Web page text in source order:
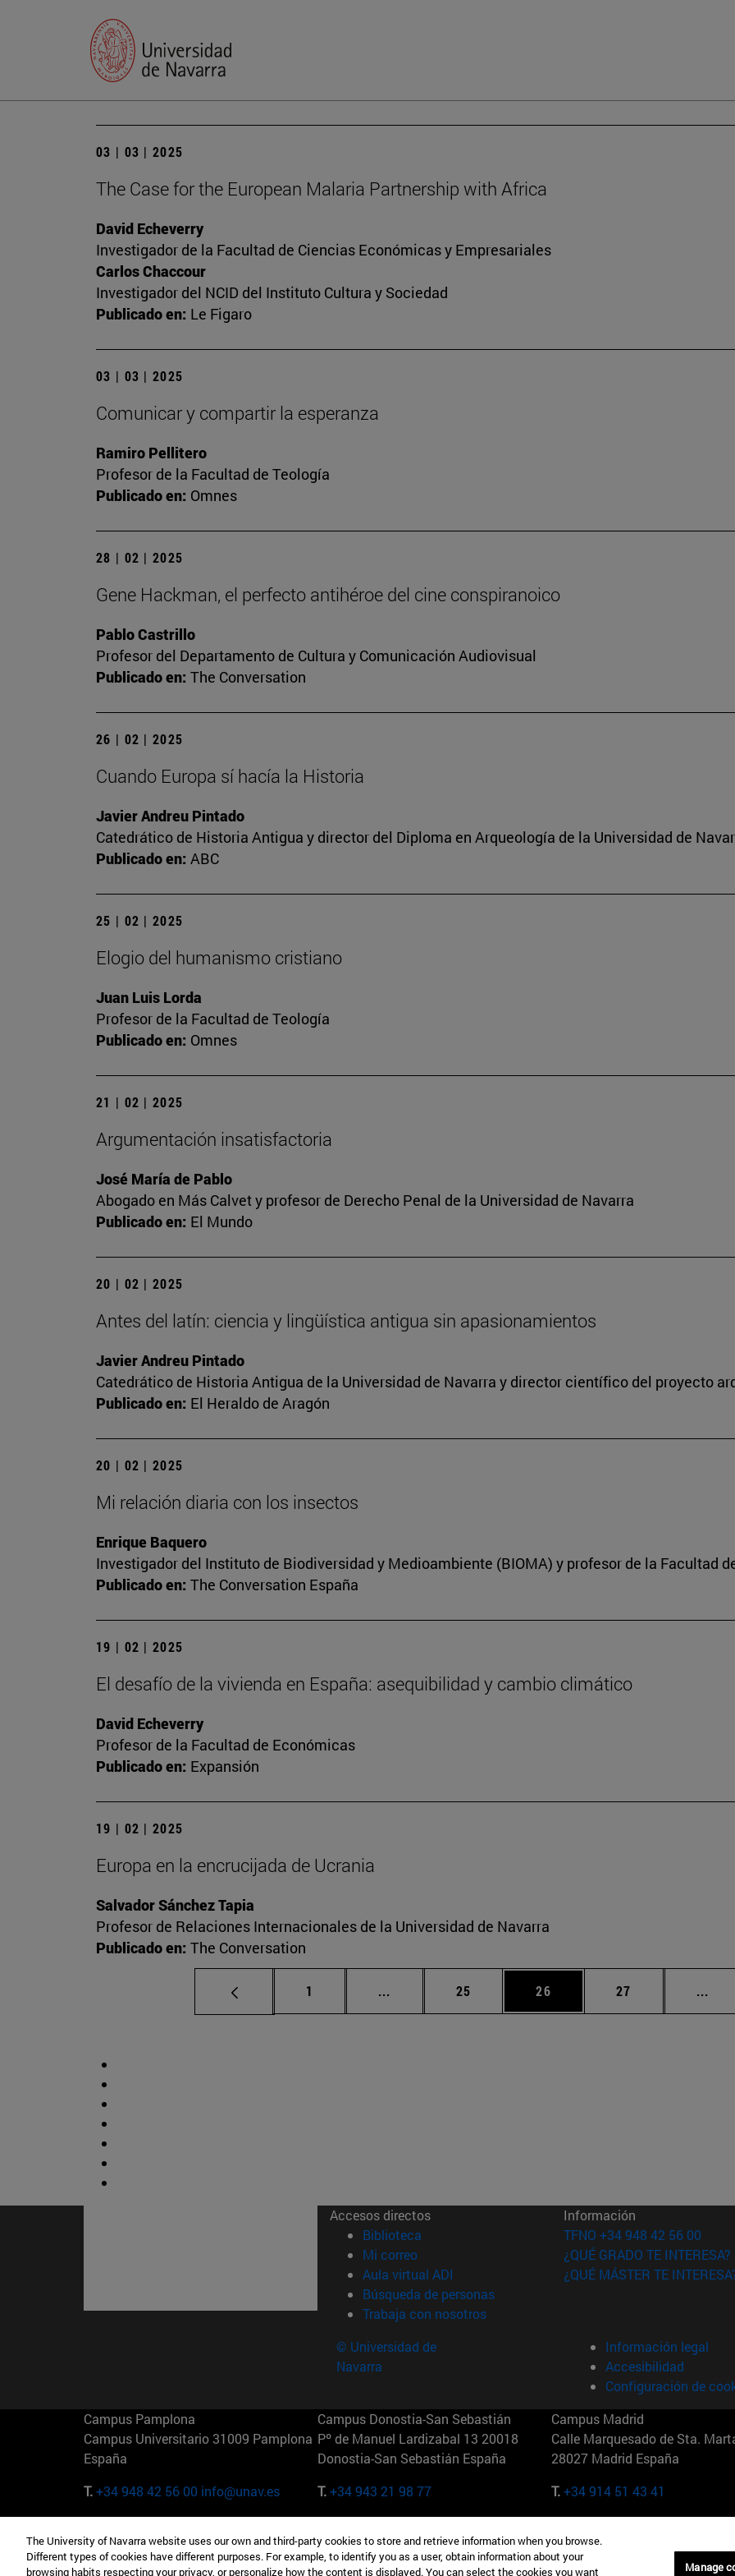
03 | 03 | 2025
The Case for the European Malaria Partnership with Africa
David Echeverry
Investigador de la Facultad de Ciencias Económicas y Empresariales
Carlos Chaccour
Investigador del NCID del Instituto Cultura y Sociedad
Publicado en: Le Figaro
03 | 03 | 2025
Comunicar y compartir la esperanza
Ramiro Pellitero
Profesor de la Facultad de Teología
Publicado en: Omnes
28 | 02 | 2025
Gene Hackman, el perfecto antihéroe del cine conspiranoico
Pablo Castrillo
Profesor del Departamento de Cultura y Comunicación Audiovisual
Publicado en: The Conversation
26 | 02 | 2025
Cuando Europa sí hacía la Historia
Javier Andreu Pintado
Catedrático de Historia Antigua y director del Diploma en Arqueología de la Universidad de
Publicado en: ABC
25 | 02 | 2025
Elogio del humanismo cristiano
Juan Luis Lorda
Profesor de la Facultad de Teología
Publicado en: Omnes
21 | 02 | 2025
Argumentación insatisfactoria
José María de Pablo
Abogado en Más Calvet y profesor de Derecho Penal de la Universidad de Navarra
Publicado en: El Mundo
20 | 02 | 2025
Antes del latín: ciencia y lingüística antigua sin apasionamientos
Javier Andreu Pintado
Catedrático de Historia Antigua de la Universidad de Navarra y director científico del proyecto
Publicado en: El Heraldo de Aragón
20 | 02 | 2025
Mi relación diaria con los insectos
Enrique Baquero
Investigador del Instituto de Biodiversidad y Medioambiente (BIOMA) y profesor de la Facultad
Publicado en: The Conversation España
19 | 02 | 2025
El desafío de la vivienda en España: asequibilidad y cambio climático
David Echeverry
Profesor de la Facultad de Económicas
Publicado en: Expansión
19 | 02 | 2025
Europa en la encrucijada de Ucrania
Salvador Sánchez Tapia
Profesor de Relaciones Internacionales de la Universidad de Navarra
Publicado en: The Conversation
Página
1 ... Páginas intermedias Use TAB para desplazarse.
Página
25 Página
26 Página
27 ...
Accesos directos
Biblioteca (abre en nueva ventana)
Mi correo(abre en nueva ventana)
Aula virtual ADI (abre en nueva ventana)
Búsqueda de personas(abre en nueva ventana)
Trabaja con nosotros(abre en nueva ventana)
Información
TFNO +34 948 42 56 00
¿QUÉ GRADO TE INTERESA?
¿QUÉ MÁSTER TE
© Universidad de
Navarra
Información legal
Accesibilidad
Configuración de
Campus Pamplona
Campus Universitario 31009 Pamplona
España
T.+34 948 42 56 00 info@unav.es
Campus Donostia-San Sebastián
Pº de Manuel Lardizabal 13 20018
Donostia-San Sebastián España
T.+34 943 21 98 77
Campus Madrid
Calle Marquesado de Sta.
28027 Madrid España
T.+34 914 51 43 41
Camino del Cerro Águila 3 28023
Madrid España
165 W 57th St 10019-2201 Nueva York
EE.UU
Maria-Theresia-Straße 15
Múnich Alemania
The University of Navarra website uses our own and third-party cookies to store and retrieve information when you browse.
Different types of cookies have different purposes. For example, to identify you as a user, obtain information about your
browsing habits respecting your privacy, or personalize how the content is displayed. You can select the cookies you want
Manage